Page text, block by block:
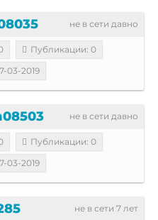
не в сети давно
Публикации: 0
03-2019
не в сети давно
Публикации: 0
03-2019
не в сети 7 лет